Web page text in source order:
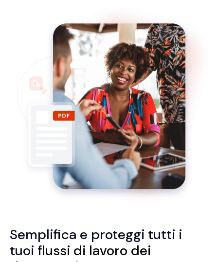
Semplifica e proteggi tutti i
tuoi flussi di lavoro dei